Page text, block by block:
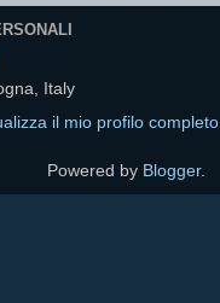
Italy
il mio profilo completo
Powered by Blogger.